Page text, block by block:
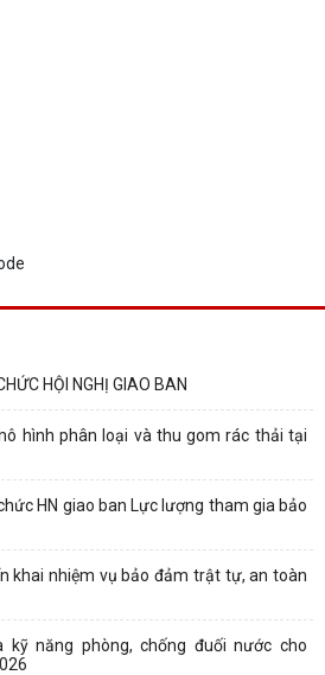
HỘI NGHỊ GIAO BAN
hình phân loại và thu gom rác thải tại
HN giao ban Lực lượng tham gia bảo
khai nhiệm vụ bảo đảm trật tự, an toàn
kỹ năng phòng, chống đuối nước cho